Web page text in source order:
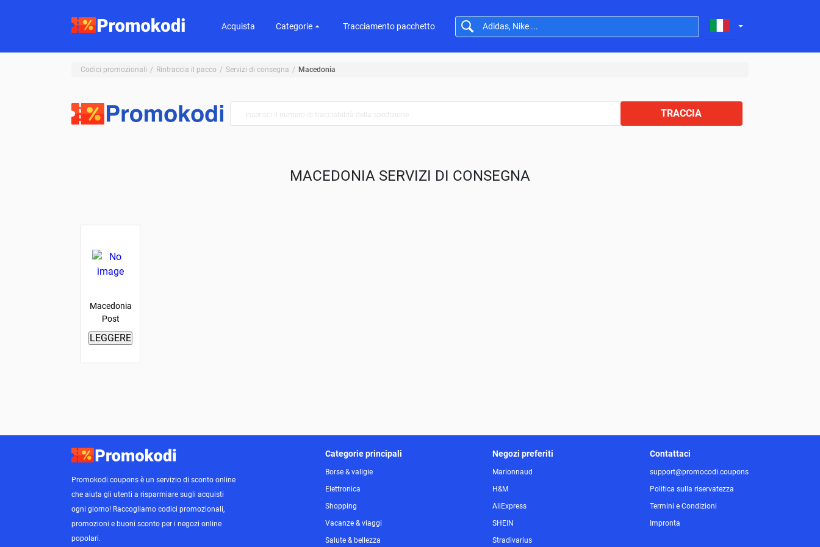
Acquista Categorie Tracciamento pacchetto
Codici promozionali Rintraccia il pacco Servizi di consegna Macedonia
TRACCIA
MACEDONIA SERVIZI DI CONSEGNA
Macedonia
Post
LEGGERE
Promokodi.coupons è un servizio di sconto online
che aiuta gli utenti a risparmiare sugli acquisti
ogni giorno! Raccogliamo codici promozionali,
promozioni e buoni sconto per i negozi online
popolari.
Categorie principali
Borse & valigie
Elettronica
Shopping
Vacanze & viaggi
Salute & bellezza
Negozi preferiti
Marionnaud
H&M
AliExpress
SHEIN
Stradivarius
Contattaci
support@promocodi.coupons
Politica sulla riservatezza
Termini e Condizioni
Impronta